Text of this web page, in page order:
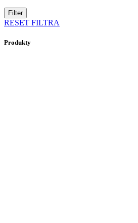
Filter
RESET FILTRA
Produkty